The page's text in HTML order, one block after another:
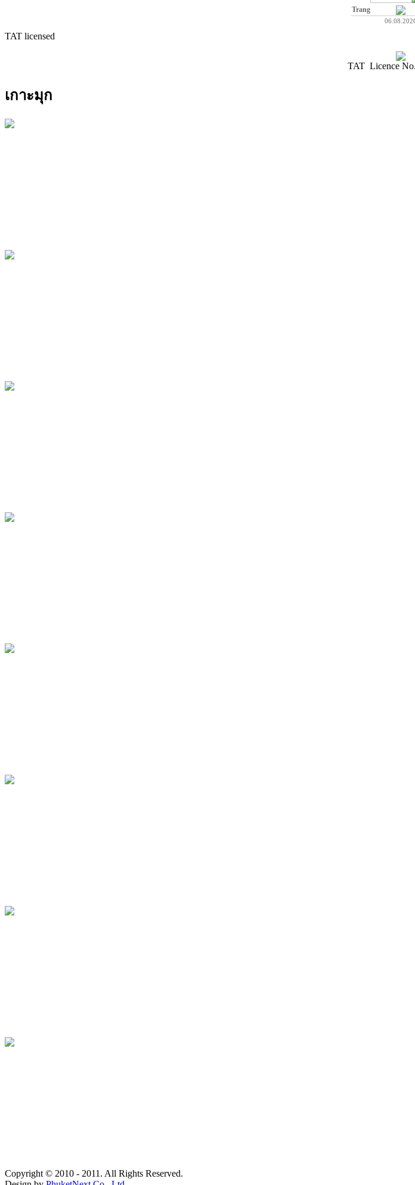
Trang
TAT licensed
TAT Licence
เกาะมุก
Copyright © 2010 - 2011. All Rights Reserved.